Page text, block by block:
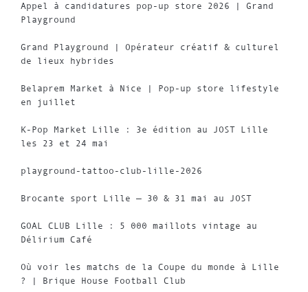
Appel à candidatures pop-up store 2026 | Grand
Playground
Grand Playground | Opérateur créatif & culturel
de lieux hybrides
Belaprem Market à Nice | Pop-up store lifestyle
en juillet
K-Pop Market Lille : 3e édition au JOST Lille
les 23 et 24 mai
playground-tattoo-club-lille-2026
Brocante sport Lille — 30 & 31 mai au JOST
GOAL CLUB Lille : 5 000 maillots vintage au
Délirium Café
Où voir les matchs de la Coupe du monde à Lille
? | Brique House Football Club